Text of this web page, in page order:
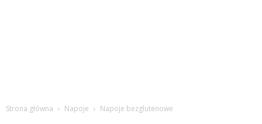
Strona główna Napoje Napoje bezglutenowe